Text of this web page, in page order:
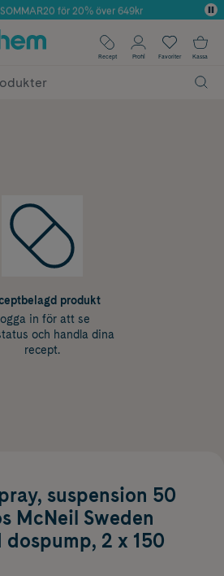
2025 inom Skönhet
för 20% över 649kr
✓ Fri frakt
Poäng på alla köp*
Recept Profil Favoriter Kassa
produkt
in för att se
och handla dina
recept.
suspension 50
McNeil Sweden
dospump, 2 x 150